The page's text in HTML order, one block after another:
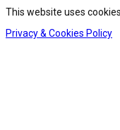
This website uses
Privacy & Cookies Policy